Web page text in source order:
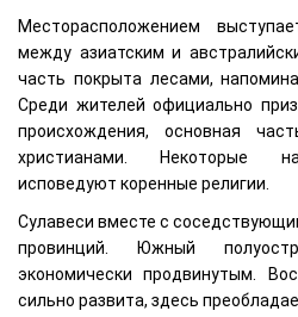
Месторасположением
между азиатским и
часть покрыта лесами,
Среди жителей официально
происхождения, основная
христианами. Некоторые
исповедуют коренные религии.
Сулавеси вместе с
провинций. Южный
экономически продвинутым.
сильно развита, здесь